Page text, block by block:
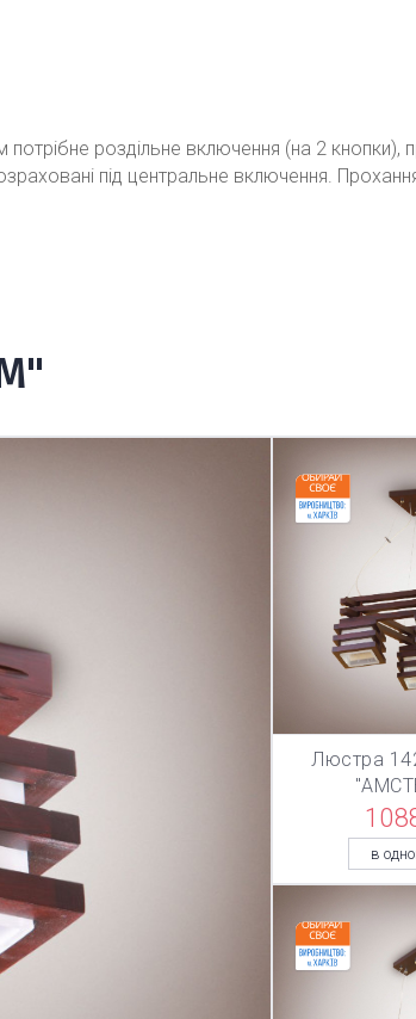
роздільне включення (на 2 кнопки),
під центральне включення.
В
Люстра
в